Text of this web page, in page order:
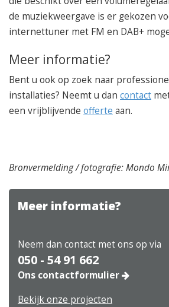
de muziekweergave is er gekozen
internettuner met FM en DAB+
Meer informatie?
Bent u ook op zoek naar
installaties? Neemt u dan contact
een vrijblijvende offerte aan.
Bronvermelding / fotografie: Mondo
Meer informatie?
Neem dan contact met ons op via
050 - 54 91 662
Ons contactformulier
Bekijk onze projecten